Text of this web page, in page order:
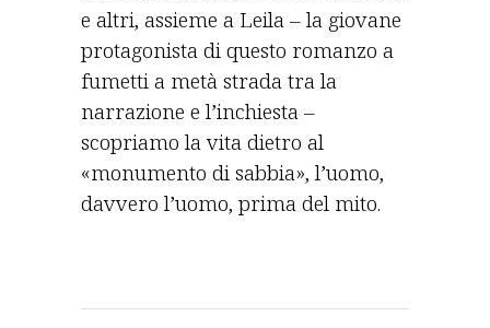
e altri, assieme a Leila – la giovane
protagonista di questo romanzo a
fumetti a metà strada tra la
narrazione e l’inchiesta –
scopriamo la vita dietro al
«monumento di sabbia», l’uomo,
davvero l’uomo, prima del mito.